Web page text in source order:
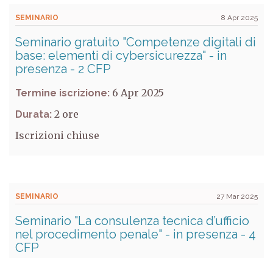
SEMINARIO 8 Apr 2025
Seminario gratuito "Competenze digitali di
base: elementi di cybersicurezza" - in
presenza - 2 CFP
Termine iscrizione: 6 Apr 2025
Durata: 2
Iscrizioni chiuse
SEMINARIO 27 Mar 2025
Seminario "La consulenza tecnica d’ufficio
nel procedimento penale" - in presenza - 4
CFP